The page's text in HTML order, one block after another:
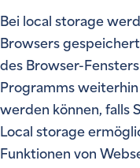
Bei local storage
Browsers
des Browser-
Programms
werden können, falls
Local storage
Funktionen von